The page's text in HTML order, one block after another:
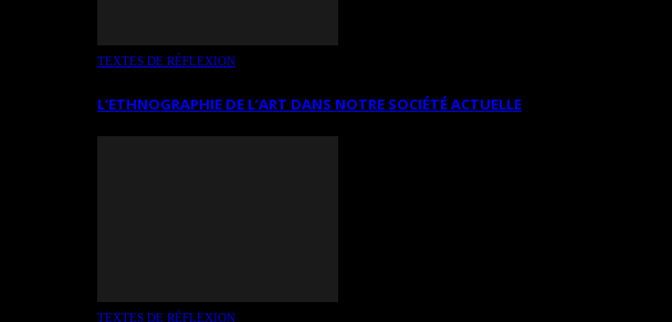
TEXTES DE RÉFLEXION
L’ETHNOGRAPHIE DE L’ART DANS NOTRE SOCIÉTÉ ACTUELLE
TEXTES DE RÉFLEXION